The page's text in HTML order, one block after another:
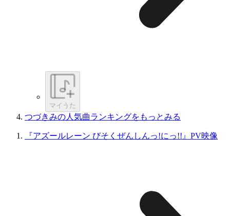
マイうた
つづきみの人気曲ランキングをもっとみる
『アズールレーン びそくぜんしんっ!にっ!!』PV映像